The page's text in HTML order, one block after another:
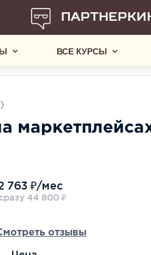
ВСЕ КУРСЫ
763 ₽/мес
44 800 ₽
отзывы